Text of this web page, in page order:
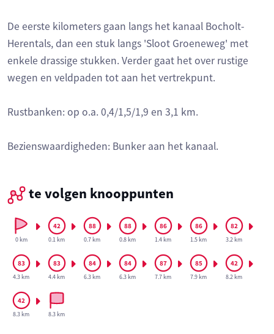
De eerste kilometers gaan langs het kanaal Bocholt-
Herentals, dan een stuk langs 'Sloot Groeneweg' met
enkele drassige stukken. Verder gaat het over rustige
wegen en veldpaden tot aan het vertrekpunt.
Rustbanken: op o.a. 0,4/1,5/1,9 en 3,1 km.
Bezienswaardigheden: Bunker aan het kanaal.
te volgen knooppunten
0 km 0.1 km 0.7 km 0.8 km 1.4 km 1.5 km 3.2 km
4.3 km 4.4 km 6.3 km 6.3 km 7.7 km 7.9 km 8.2 km
8.3 km 8.3 km